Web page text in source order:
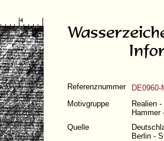
Referenznummer
Motivgruppe
Realien
Hammer
Quelle
Berlin -